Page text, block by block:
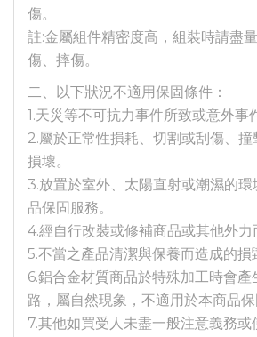
傷。
註:金屬組件精密度高，組裝時請盡
傷、摔傷。
二、以下狀況不適用保固條件：
1.天災等不可抗力事件所致或意外事
2.屬於正常性損耗、切割或刮傷、
損壞。
3.放置於室外、太陽直射或潮濕的
品保固服務。
4.經自行改裝或修補商品或其他外力
5.不當之產品清潔與保養而造成的損
6.鋁合金材質商品於特殊加工時會產
路，屬自然現象，不適用於本商品保
7.其他如買受人未盡一般注意義務